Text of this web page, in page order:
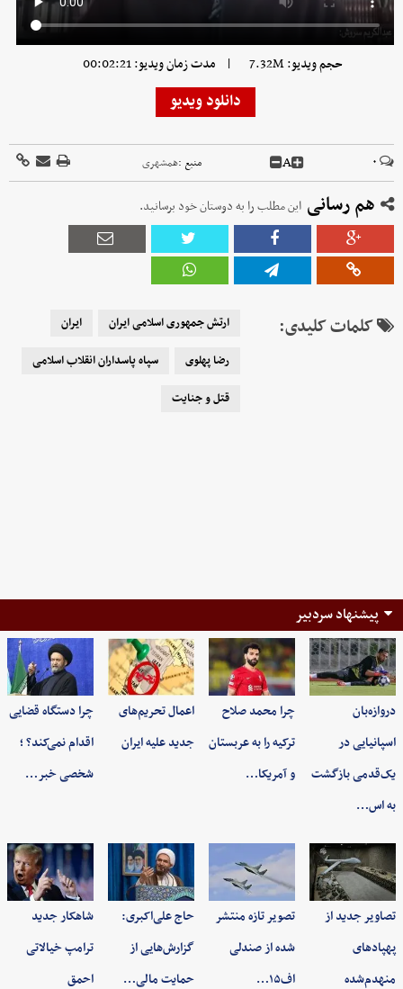
حجم ویدیو: 7.32M | مدت زمان ویدیو: 00:02:21
دانلود ویدیو
۰ A منبع :همشهری
هم رسانی این مطلب را به دوستان خود برسانید.
کلمات کلیدی: ارتش جمهوری اسلامی ایران
ایران
رضا پهلوی
سپاه پاسداران انقلاب اسلامی
قتل و جنایت
پیشنهاد سردبیر
دروازه‌بان
اسپانیایی در
یک‌قدمی بازگشت
به اس…
چرا محمد صلاح
ترکیه را به عربستان
و آمریکا…
اعمال تحریم‌های
جدید علیه ایران
چرا دستگاه قضایی
اقدام نمی‌کند؟ ؛
شخصی خبر…
تصاویر جدید از
پهپادهای
منهدم‌شده
تصویر تازه منتشر
شده از صندلی
اف۱۵…
حاج علی‌اکبری:
گزارش‌هایی از
حمایت مالی…
شاهکار جدید
ترامپ خیالاتی
احمق